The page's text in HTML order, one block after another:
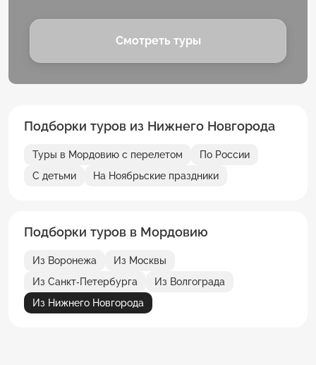
Смотреть туры
Подборки туров из Нижнего Новгорода
Туры в Мордовию с перелетом
По России
С детьми
На Ноябрьские праздники
Подборки туров в Мордовию
Из Воронежа
Из Москвы
Из Санкт-Петербурга
Из Волгограда
Из Нижнего Новгорода